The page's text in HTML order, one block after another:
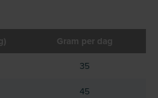
Gram per dag
35
45